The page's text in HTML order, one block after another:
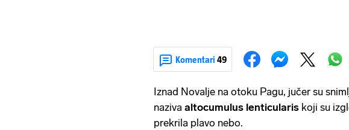
Komentari 49
Iznad Novalje na otoku Pagu, jučer su
naziva altocumulus lenticularis koji su
prekrila plavo nebo.